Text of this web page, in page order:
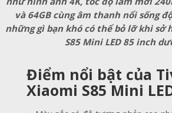
và 64GB cùng âm thanh nổi sống
những gì bạn khó có thể bỏ lỡ khi sở
S85 Mini LED 85 inch
Điểm nổi bật của
Xiaomi S85 Mini